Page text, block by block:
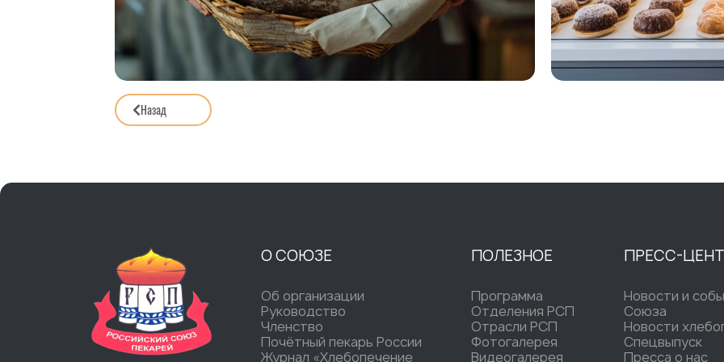
Назад
О СОЮЗЕ
Об организации
Руководство
Членство
Почётный пекарь России
Журнал «Хлебопечение
ПОЛЕЗНОЕ
Программа
Отделения РСП
Отрасли РСП
Фотогалерея
Видеогалерея
ПРЕСС-
Новости и
Союза
Новости
Спецвыпуск
Пресса о нас